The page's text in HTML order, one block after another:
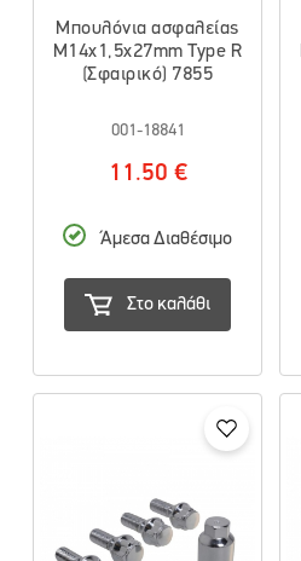
Μπουλόνια ασφαλείας
M14x1,5x27mm Type R
(Σφαιρικό) 7855
001-18841
11.50 €
Άμεσα Διαθέσιμο
Στο καλάθι